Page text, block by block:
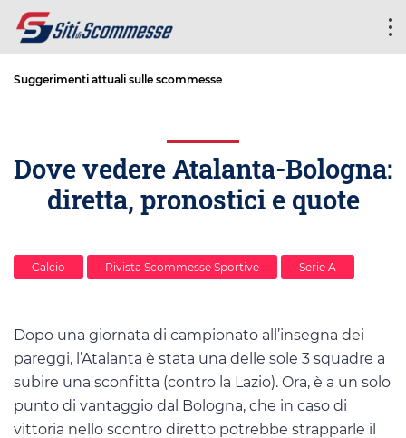
Suggerimenti attuali sulle scommesse
Dove vedere Atalanta-Bologna:
diretta, pronostici e quote
Calcio Rivista Scommesse Sportive Serie A
Dopo una giornata di campionato all’insegna dei
pareggi, l’Atalanta è stata una delle sole 3 squadre a
subire una sconfitta (contro la Lazio). Ora, è a un solo
punto di vantaggio dal Bologna, che in caso di
vittoria nello scontro diretto potrebbe strapparle il